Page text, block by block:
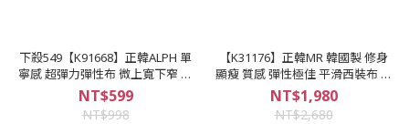
下殺549【K91668】正韓ALPH 單
寧感 超彈力彈性布 微上寬下窄 鬆
緊褲頭 口袋工作 素面縮口褲
NT$599
NT$998
【K31176】正韓MR 韓國製 修身
顯瘦 質感 彈性極佳 平滑西裝布 窄
版雅痞 藍灰黑 素面成套西裝
NT$1,980
NT$2,680